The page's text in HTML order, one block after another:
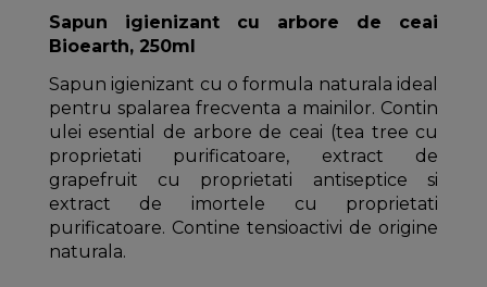
Sapun igienizant cu arbore de ceai
Bioearth, 250ml
Sapun igienizant cu o formula naturala ideal
pentru spalarea frecventa a mainilor. Contin
ulei esential de arbore de ceai (tea tree cu
proprietati purificatoare, extract de
grapefruit cu proprietati antiseptice si
extract de imortele cu proprietati
purificatoare. Contine tensioactivi de origine
naturala.